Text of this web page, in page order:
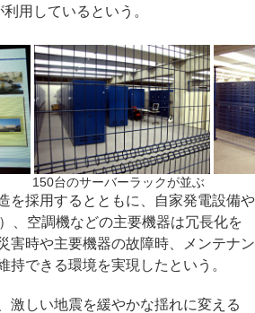
用しているという。
150台のサーバーラックが並ぶ
を採用するとともに、自家発電設備や
、空調機などの主要機器は冗長化を
害時や主要機器の故障時、メンテナン
持できる環境を実現したという。
激しい地震を緩やかな揺れに変える